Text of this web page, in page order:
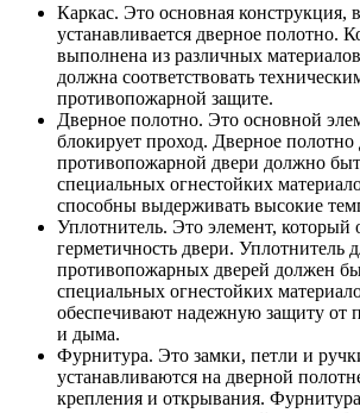
Каркас. Это основная конструкция,
устанавливается дверное полотно.
выполнена из различных
должна соответствовать
противопожарной защите.
Дверное полотно. Это основной
блокирует проход. Дверное полотно
противопожарной двери должно
специальных огнестойких
способны выдерживать высокие
Уплотнитель. Это элемент, который
герметичность двери. Уплотнитель
противопожарных дверей должен
специальных огнестойких
обеспечивают надежную защиту от
и дыма.
Фурнитура. Это замки, петли и
устанавливаются на дверной
крепления и открывания.